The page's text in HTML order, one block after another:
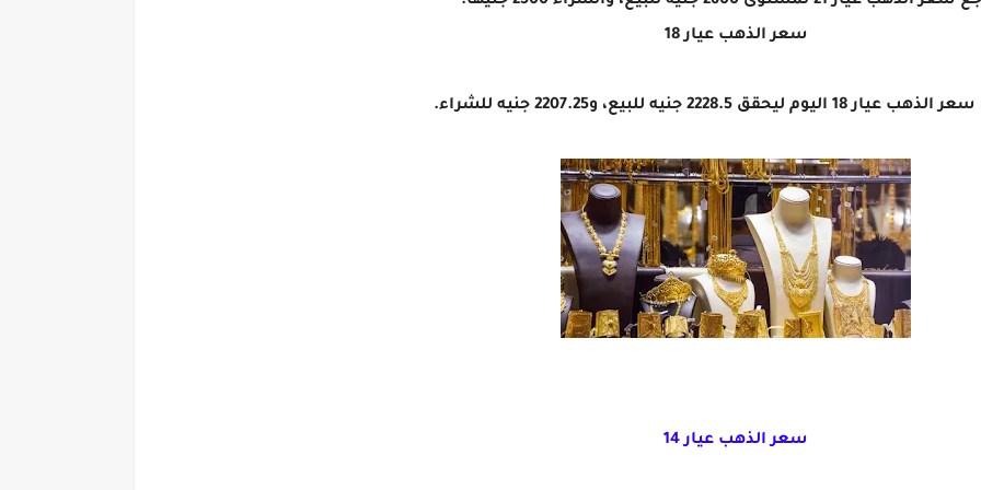
سعر الذهب عيار 18
ليحقق 2228.5 جنيه للبيع، و2207.25 جنيه للشراء.
سعر الذهب عيار 14